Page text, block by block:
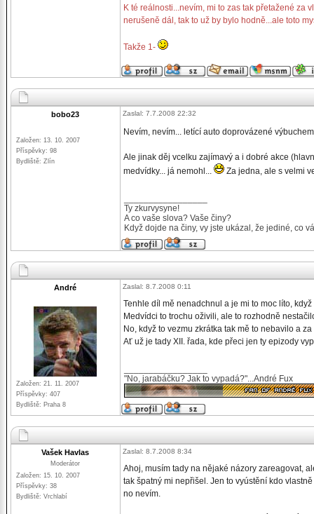
K té reálnosti...nevím, mi to zas tak přetažené za
nerušeně dál, tak to už by bylo hodně...ale toto
Takže 1-
bobo23
Založen: 13. 10. 2007
Příspěvky: 98
Bydliště: Zlín
Zaslal: 7.7.2008 22:32
Nevím, nevím... letící auto doprovázené
Ale jinak děj vcelku zajímavý a i dobré akce
medvídky... já nemohl...
Za jedna, ale s velmi
Ty zkurvysyne!
A co vaše slova? Vaše činy?
Když dojde na činy, vy jste ukázal, že jediné, co
André
Založen: 21. 11. 2007
Příspěvky: 407
Bydliště: Praha 8
Zaslal: 8.7.2008 0:11
Tenhle díl mě nenadchnul a je mi to moc líto,
Medvídci to trochu oživili, ale to rozhodně
No, když to vezmu zkrátka tak mě to nebavilo a
Ať už je tady XII. řada, kde přeci jen ty epizody
"No, jarabáčku? Jak to vypadá?"...André Fux
Vašek Havlas
Moderátor
Založen: 15. 10. 2007
Příspěvky: 38
Bydliště: Vrchlabí
Zaslal: 8.7.2008 8:34
Ahoj, musím tady na nějaké názory zareagovat,
tak špatný mi nepřišel. Jen to vyústění kdo
no nevím.